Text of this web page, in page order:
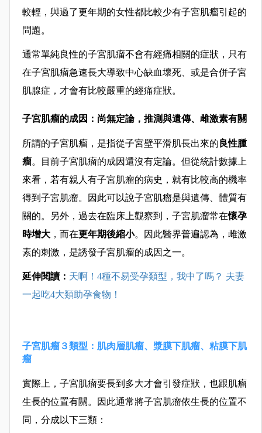
較輕，與過了更年期的女性都比較少有子宮肌瘤引起的
問題。
通常單純良性的子宮肌瘤不會有經痛相關的症狀，只有
在子宮肌瘤急速長大導致中心缺血壞死、或是合併子宮
肌腺症，才會有比較嚴重的經痛症狀。
子宮肌瘤的成因：尚無定論，推測與遺傳、雌激素有關
所謂的子宮肌瘤，是指從子宮壁平滑肌長出來的 良性腫
瘤。目前子宮肌瘤的成因還沒有定論。但從統計數據上
來看，若有親人有子宮肌瘤的病史，就有比較高的機率
得到子宮肌瘤。因此可以說子宮肌瘤是與遺傳、體質有
關的。另外，過去在臨床上觀察到，子宮肌瘤常在懷孕
時增大，而在更年期後縮小。因此醫界普遍認為，雌激
素的刺激，是誘發子宮肌瘤的成因之一。
延伸閱讀： 天啊！4種不易受孕類型，我中了嗎？ 夫妻
一起吃4大類助孕食物！
子宮肌瘤３類型：肌肉層肌瘤、漿膜下肌瘤、粘膜下肌
瘤
實際上，子宮肌瘤要長到多大才會引發症狀，也跟肌瘤
生長的位置有關。因此通常將子宮肌瘤依生長的位置不
同，分成以下三類：